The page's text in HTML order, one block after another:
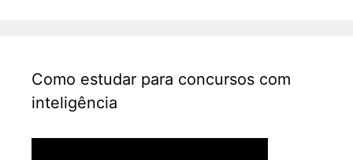
Como estudar para concursos com
inteligência